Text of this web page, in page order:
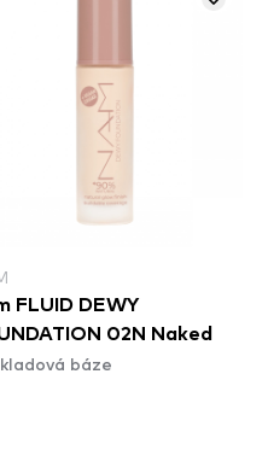
FLUID DEWY
02N Naked
báze